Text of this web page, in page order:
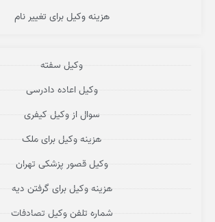
هزینه وکیل برای تغییر نام
وکیل سفته
وکیل اعاده دادرسی
سوال از وکیل کیفری
هزینه وکیل برای ملک
وکیل قصور پزشکی تهران
هزینه وکیل برای گرفتن دیه
شماره تلفن وکیل تصادفات